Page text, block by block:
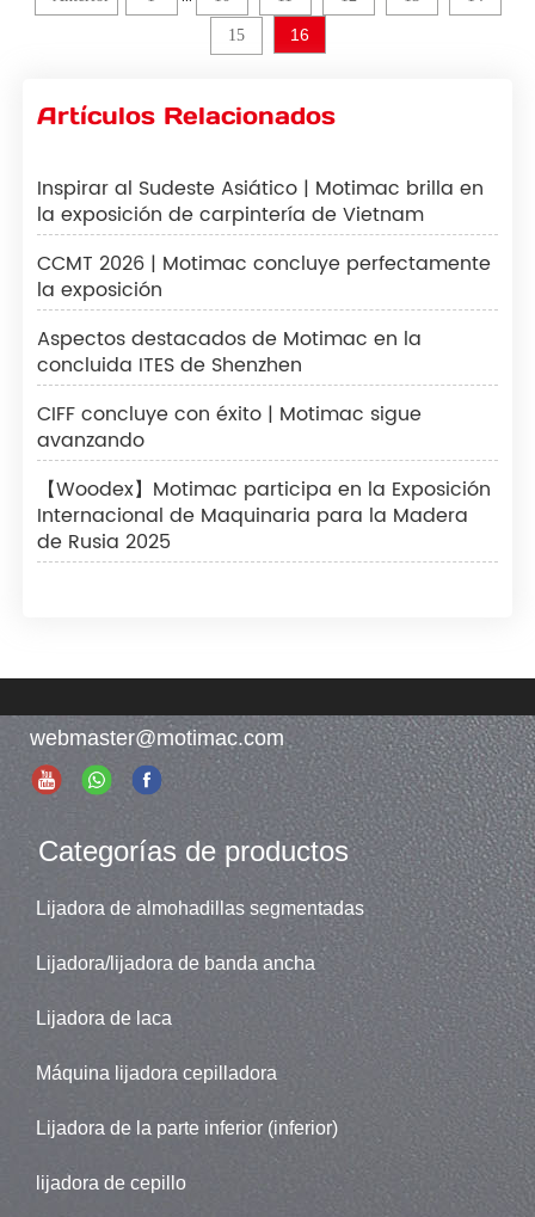
usuarios, mejorar su eficiencia operativa y lograr
15 16
Artículos Relacionados
Inspirar al Sudeste Asiático | Motimac brilla en
la exposición de carpintería de Vietnam
CCMT 2026 | Motimac concluye perfectamente
la exposición
Aspectos destacados de Motimac en la
concluida ITES de Shenzhen
CIFF concluye con éxito | Motimac sigue
avanzando
【Woodex】Motimac participa en la Exposición
Internacional de Maquinaria para la Madera
de Rusia 2025
webmaster@motimac.com
Categorías de productos
Lijadora de almohadillas segmentadas
Lijadora/lijadora de banda ancha
Lijadora de laca
Máquina lijadora cepilladora
Lijadora de la parte inferior (inferior)
lijadora de cepillo